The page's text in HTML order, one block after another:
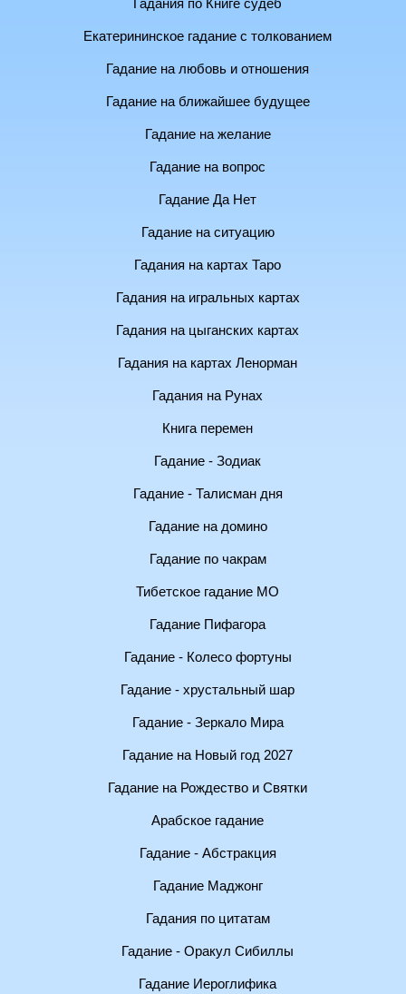
Гадания по Книге судеб
Екатерининское гадание с толкованием
Гадание на любовь и отношения
Гадание на ближайшее будущее
Гадание на желание
Гадание на вопрос
Гадание Да Нет
Гадание на ситуацию
Гадания на картах Таро
Гадания на игральных картах
Гадания на цыганских картах
Гадания на картах Ленорман
Гадания на Рунах
Книга перемен
Гадание - Зодиак
Гадание - Талисман дня
Гадание на домино
Гадание по чакрам
Тибетское гадание МО
Гадание Пифагора
Гадание - Колесо фортуны
Гадание - хрустальный шар
Гадание - Зеркало Мира
Гадание на Новый год 2027
Гадание на Рождество и Святки
Арабское гадание
Гадание - Абстракция
Гадание Маджонг
Гадания по цитатам
Гадание - Оракул Сибиллы
Гадание Иероглифика